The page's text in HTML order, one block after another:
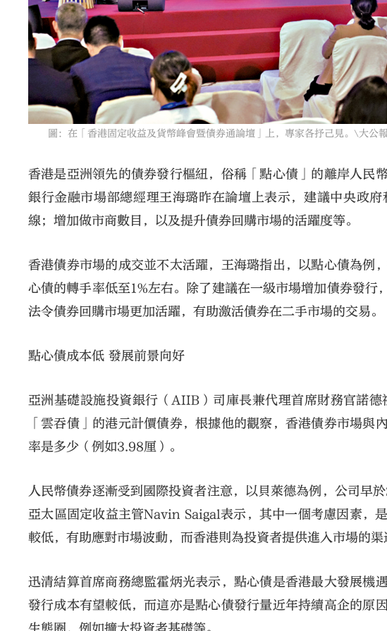
圖：在「香港固定收益及貨幣峰會暨債券通論壇」上，專家各抒己見。\大公
香港是亞洲領先的債券發行樞紐，俗稱「點心債」的離岸人民
銀行金融市場部總經理王海璐昨在論壇上表示，建議中央政
線；增加做市商數目，以及提升債券回購市場的活躍度等。
香港債券市場的成交並不太活躍，王海璐指出，以點心債為例
心債的轉手率低至1%左右。除了建議在一級市場增加債券發
法令債券回購市場更加活躍，有助激活債券在二手市場的交易。
點心債成本低 發展前景向好
亞洲基礎設施投資銀行（AIIB）司庫長兼代理首席財務官諾
「雲吞債」的港元計價債券，根據他的觀察，香港債券市場
率是多少（例如3.98厘）。
人民幣債券逐漸受到國際投資者注意，以貝萊德為例，公司早
亞太區固定收益主管Navin Saigal表示，其中一個考慮因素，
較低，有助應對市場波動，而香港則為投資者提供進入市場的渠
迅清結算首席商務總監霍炳光表示，點心債是香港最大發展機
發行成本有望較低，而這亦是點心債發行量近年持續高企的原